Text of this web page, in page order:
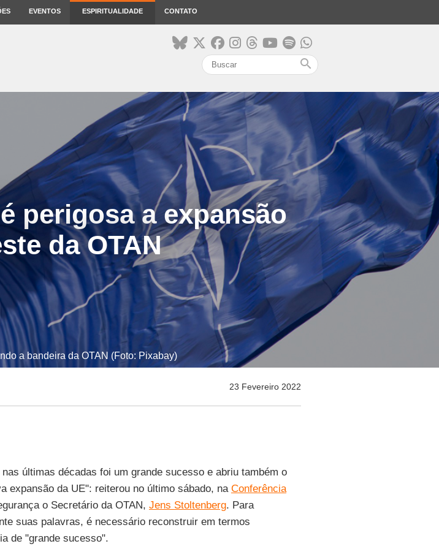
EVENTOS ESPIRITUALIDADE CONTATO
search
perigosa a expansão
da OTAN
a bandeira da OTAN (Foto: Pixabay)
23 Fevereiro 2022
últimas décadas foi um grande sucesso e abriu também o
expansão da UE": reiterou no último sábado, na Conferência
o Secretário da OTAN, Jens Stoltenberg. Para
suas palavras, é necessário reconstruir em termos
de "grande sucesso".